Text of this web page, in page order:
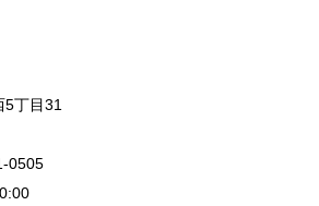
5丁目31
0505